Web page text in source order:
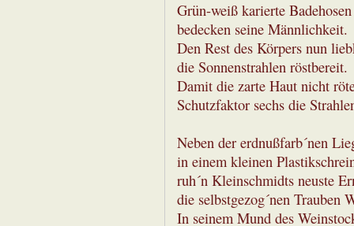
Grün-weiß karierte Badehosen
bedecken seine Männlichkeit.
Den Rest des Körpers nun
die Sonnenstrahlen röstbereit.
Damit die zarte Haut nicht
Schutzfaktor sechs die
Neben der erdnußfarb´nen
in einem kleinen
ruh´n Kleinschmidts neuste
die selbstgezog´nen Trauben
In seinem Mund des